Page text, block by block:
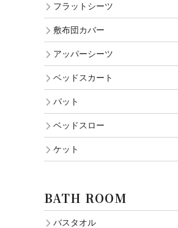
フラットシーツ
敷布団カバー
アッパーシーツ
ベッドスカート
パット
ベッドスロー
ケット
BATH ROOM
バスタオル